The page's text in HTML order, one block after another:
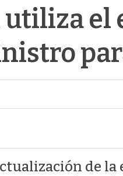
utiliza el
de la